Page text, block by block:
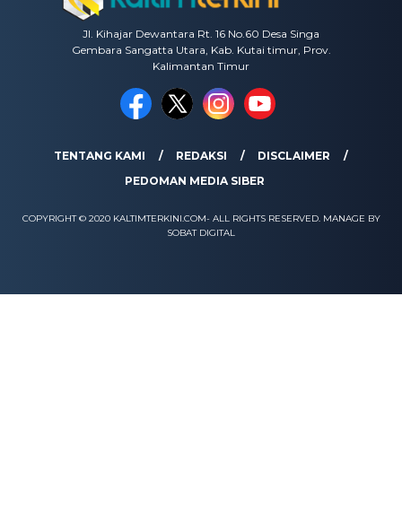
Jl. Kihajar Dewantara Rt. 16 No.60 Desa Singa
Gembara Sangatta Utara, Kab. Kutai timur, Prov.
Kalimantan Timur
TENTANG KAMI REDAKSI
DISCLAIMER
PEDOMAN MEDIA SIBER
COPYRIGHT © 2020 KALTIMTERKINI.COM- ALL RIGHTS RESERVED. MANAGE BY
SOBAT DIGITAL